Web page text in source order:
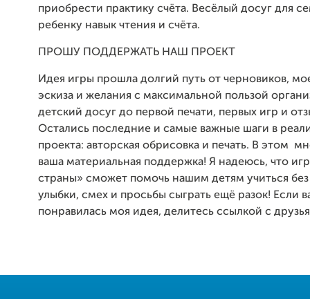
приобрести практику счёта. Весёлый досуг для
ребенку навык чтения и счёта.
ПРОШУ ПОДДЕРЖАТЬ НАШ ПРОЕКТ
Идея игры прошла долгий путь от черновиков,
эскиза и желания с максимальной пользой
детский досуг до первой печати, первых игр и
Остались последние и самые важные шаги в
проекта: авторская обрисовка и печать. В этом
ваша материальная поддержка! Я надеюсь, что
страны» сможет помочь нашим детям учиться без
улыбки, смех и просьбы сыграть ещё разок! Если
понравилась моя идея, делитесь ссылкой с